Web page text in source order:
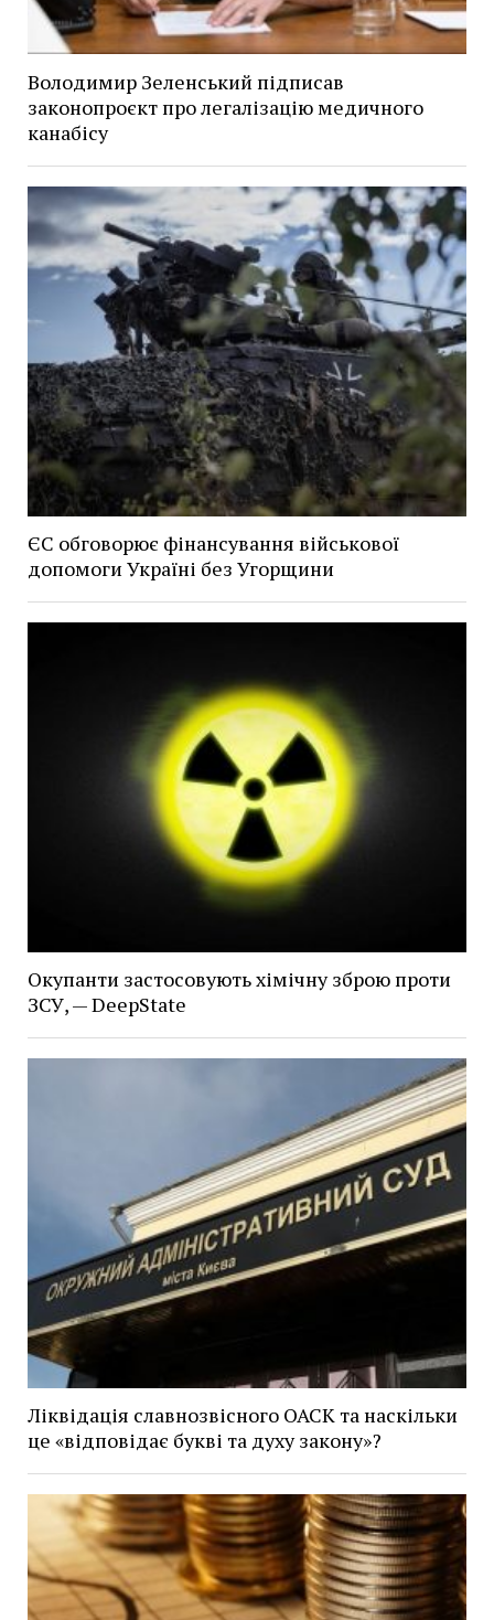
Володимир Зеленський підписав
законопроєкт про легалізацію медичного
канабісу
ЄС обговорює фінансування військової
допомоги Україні без Угорщини
Окупанти застосовують хімічну зброю проти
ЗСУ, — DeepState
Ліквідація славнозвісного ОАСК та наскільки
це «відповідає букві та духу закону»?